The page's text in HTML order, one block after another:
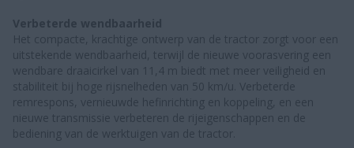
Verbeterde wendbaarheid
Het compacte, krachtige ontwerp van de tractor zorgt voor een
uitstekende wendbaarheid, terwijl de nieuwe voorasvering een
wendbare draaicirkel van 11,4 m biedt met meer veiligheid en
stabiliteit bij hoge rijsnelheden van 50 km/u. Verbeterde
remrespons, vernieuwde hefinrichting en koppeling, en een
nieuwe transmissie verbeteren de rijeigenschappen en de
bediening van de werktuigen van de tractor.